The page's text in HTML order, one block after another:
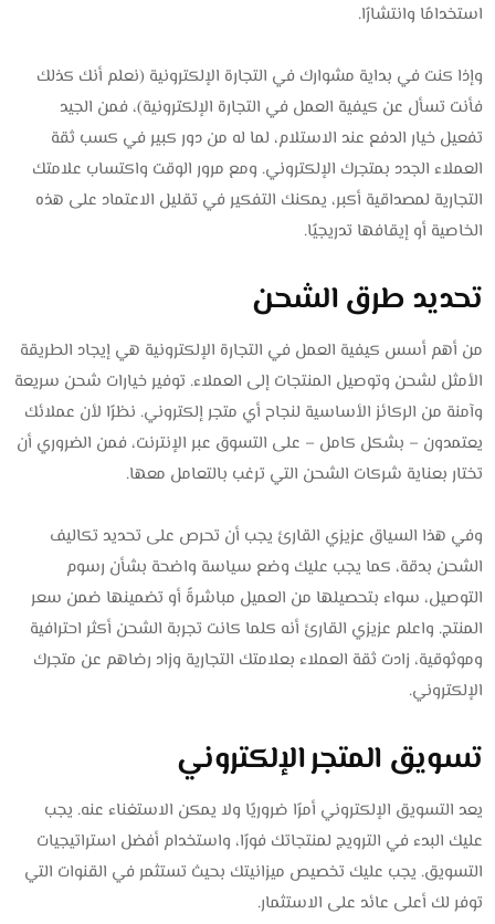
استخدامًا وانتشارًا.
وإذا كنت في بداية مشوارك في التجارة الإلكترونية (نعلم أنك كذلك
فأنت تسأل عن كيفية العمل في التجارة الإلكترونية)، فمن الجيد
تفعيل خيار الدفع عند الاستلام، لما له من دور كبير في كسب ثقة
العملاء الجدد بمتجرك الإلكتروني. ومع مرور الوقت واكتساب علامتك
التجارية لمصداقية أكبر، يمكنك التفكير في تقليل الاعتماد على هذه
الخاصية أو إيقافها تدريجيًا.
تحديد طرق الشحن
من أهم أسس كيفية العمل في التجارة الإلكترونية هي إيجاد الطريقة
الأمثل لشحن وتوصيل المنتجات إلى العملاء. توفير خيارات شحن سريعة
وآمنة من الركائز الأساسية لنجاح أي متجر إلكتروني. نظرًا لأن عملائك
يعتمدون – بشكل كامل – على التسوق عبر الإنترنت، فمن الضروري أن
تختار بعناية شركات الشحن التي ترغب بالتعامل معها.
وفي هذا السياق عزيزي القارئ يجب أن تحرص على تحديد تكاليف
الشحن بدقة، كما يجب عليك وضع سياسة واضحة بشأن رسوم
التوصيل، سواء بتحصيلها من العميل مباشرةً أو تضمينها ضمن سعر
المنتج. واعلم عزيزي القارئ أنه كلما كانت تجربة الشحن أكثر احترافية
وموثوقية، زادت ثقة العملاء بعلامتك التجارية وزاد رضاهم عن متجرك
الإلكتروني.
تسويق المتجر الإلكتروني
يعد التسويق الإلكتروني أمرًا ضروريًا ولا يمكن الاستغناء عنه. يجب
عليك البدء في الترويج لمنتجاتك فورًا، واستخدام أفضل استراتيجيات
التسويق. يجب عليك تخصيص ميزانيتك بحيث تستثمر في القنوات التي
توفر لك أعلى عائد على الاستثمار.